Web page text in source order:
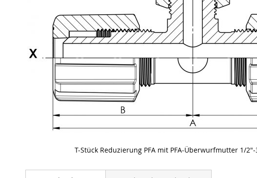
T-Stück Reduzierung PFA mit PFA-Überwurfmutter 1/
to